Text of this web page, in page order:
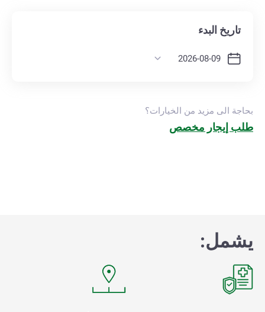
تاريخ البدء
بحاجة الى مزيد من الخيارات؟
طلب إيجار مخصص
يشمل: